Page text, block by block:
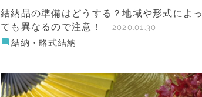
結納品の準備はどうする？地域や形式によっ
ても異なるので注意！
2020.01.30
結納・略式結納